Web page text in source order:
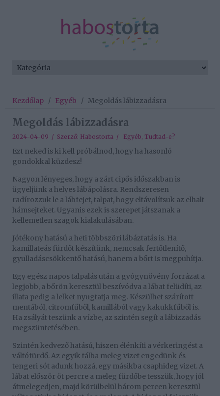
Kezdőlap / Egyéb / Megoldás lábizzadásra
Megoldás lábizzadásra
2024-04-09 / Szerző: Habostorta / Egyéb, Tudtad-e?
Ezt neked is ki kell próbálnod, hogy ha hasonló
gondokkal küzdesz!
Nagyon lényeges, hogy a zárt cipős időszakban is
ügyeljünk a helyes lábápolásra. Rendszeresen
radírozzuk le a lábfejet, talpat, hogy eltávolítsuk az elhalt
hámsejteket. Ugyanis ezek is szerepet játszanak a
kellemetlen szagok kialakulásában.
Jótékony hatású a heti többszöri lábáztatás is. Ha
kamillateás fürdőt készítünk, nemcsak fertőtlenítő,
gyulladáscsökkentő hatású, hanem a bőrt is megpuhítja.
Egy egész napos talpalás után a gyógynövény forrázat a
legjobb, a bőrön keresztül beszívódva a lábat felüdíti, az
illata pedig a lelket nyugtatja meg. Készülhet szárított
mentából, citromfűből, kamillából vagy kakukkfűből is.
Ha zsályát teszünk a vízbe, az szintén segít a lábizzadás
megszüntetésében.
Szintén kedvező hatású, hiszen élénkíti a vérkeringést a
váltófürdő. Az egyik tálba meleg vizet engedünk és
tengeri sót adunk hozzá, egy másikba csaphideg vizet. A
lábat először öt percre a meleg fürdőbe tesszük, hogy jól
átmelegedjen, majd körülbelül három percen keresztül